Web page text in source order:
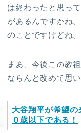
は終わったと思っ
があるんですかね
のことですけどね。
まあ、今後この教
ならんと改めて思い
大谷翔平が希望の
０歳以下である！